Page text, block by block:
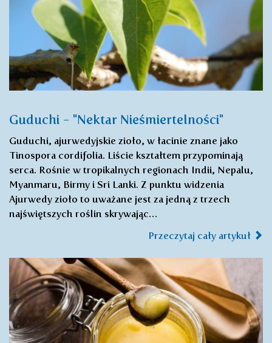
Guduchi - "Nektar Nieśmiertelności"
Guduchi, ajurwedyjskie zioło, w łacinie znane jako
Tinospora cordifolia. Liście kształtem przypominają
serca. Rośnie w tropikalnych regionach Indii, Nepalu,
Myanmaru, Birmy i Sri Lanki. Z punktu widzenia
Ajurwedy zioło to uważane jest za jedną z trzech
najświętszych roślin skrywając…
Przeczytaj cały artykuł